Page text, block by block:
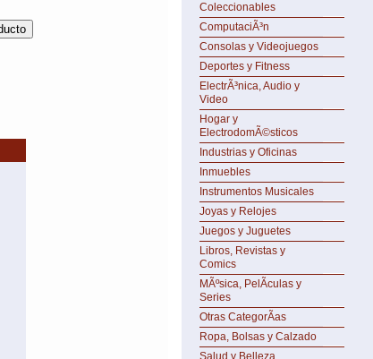
Coleccionables
ComputaciÃ³n
Consolas y Videojuegos
Deportes y Fitness
ElectrÃ³nica, Audio y
Video
Hogar y
ElectrodomÃ©sticos
Industrias y Oficinas
Inmuebles
Instrumentos Musicales
Joyas y Relojes
Juegos y Juguetes
Libros, Revistas y
Comics
MÃºsica, PelÃ­culas y
Series
Otras CategorÃ­as
Ropa, Bolsas y Calzado
Salud y Belleza